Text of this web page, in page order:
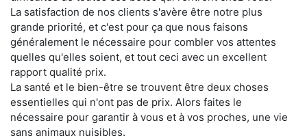
La satisfaction de nos clients s'avère être notre plus
grande priorité, et c'est pour ça que nous faisons
généralement le nécessaire pour combler vos attentes
quelles qu'elles soient, et tout ceci avec un excellent
rapport qualité prix.
La santé et le bien-être se trouvent être deux choses
essentielles qui n'ont pas de prix. Alors faites le
nécessaire pour garantir à vous et à vos proches, une vie
sans animaux nuisibles.